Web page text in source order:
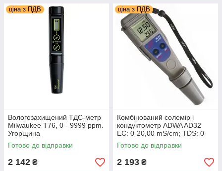
ціна з ПДВ
Вологозахищений ТДС-метр
Milwaukee Т76, 0 - 9999 ppm.
Угорщина
Готово до відправки
2 142 ₴
ціна з ПДВ
Комбінований солемір і
кондуктометр ADWA AD32
EC: 0-20,00 mS/cm; TDS: 0-
10,00 ppt; T: 0.0-60.0 °C, ATC
Готово до відправки
2 193 ₴